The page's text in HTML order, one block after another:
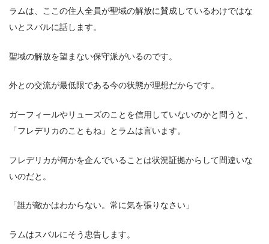
ラムは、ここの住人全員が聖域の解放に賛成しているわけではな
いとスバルに話します。
聖域の解放を望まない保守派がいるのです。
外との交流が最低限である今の状態が理想だからです。
ガーフィールやリューズのことを信用していないのかと問うと、
「フレデリカのこともね」とラムは言います。
フレデリカが何かを企んでいることは状況証拠からして間違いな
いのだと。
「誰が敵かはわからない。常に気を張りなさい」
ラムはスバルにそう忠告します。